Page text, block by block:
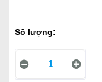
Số lượng: